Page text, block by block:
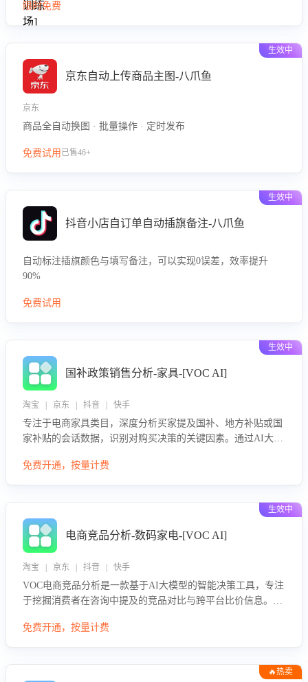
间，助力企业快速启动智能客服训练
限时免费
生效中
京东自动上传商品主图-八爪鱼
京东
商品全自动换图 · 批量操作 · 定时发布
免费试用 已售46+
生效中
抖音小店自订单自动插旗备注-八爪鱼
自动标注插旗颜色与填写备注，可以实现0误差，效率提升
90%
免费试用
生效中
国补政策销售分析-家具-[VOC AI]
淘宝 | 京东 | 抖音 | 快手
专注于电商家具类目，深度分析买家提及国补、地方补贴或国
家补贴的会话数据，识别对购买决策的关键因素。通过AI大模
略，助力商家利用国补政策提升GMV。
免费开通，按量计费
生效中
电商竞品分析-数码家电-[VOC AI]
淘宝 | 京东 | 抖音 | 快手
VOC电商竞品分析是一款基于AI大模型的智能决策工具，专注
于挖掘消费者在咨询中提及的竞品对比与跨平台比价信息。该
息，进行多维度交叉对比，并分析消费者的比价行为。通过提
免费开通，按量计费
🔥热卖